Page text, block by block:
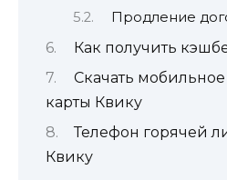
Продление
Как получить
Скачать
карты Квику
Телефон горячей
Квику